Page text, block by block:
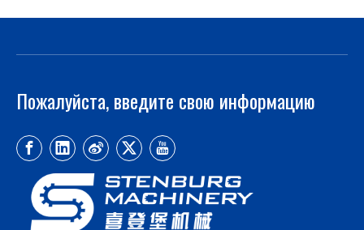
Пожалуйста, введите свою информацию